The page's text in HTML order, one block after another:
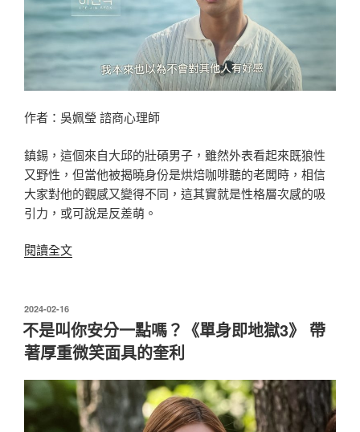
你
「內
在
的
量
多
強
大〉
作者：吳姵瑩 諮商心理師
鎮錫，這個來自大邱的壯碩男子，雖然外表看起來既狼性
又野性，但當他被揭曉身份是烘焙咖啡聽的老闆時，相信
大家對他的觀感又變得不同，這其實就是性格層次感的吸
引力，或可說是反差萌。
閱讀全文〈安
性
格！
《單
身
即
地
發
佈
於
2024-02-16
不是叫你安分一點嗎？《單身即地獄3》 帶
著厚重微笑面具的奎利